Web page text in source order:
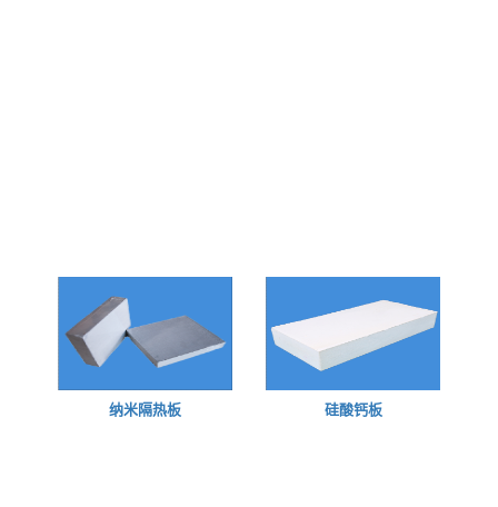
纳米隔热板 硅酸钙板